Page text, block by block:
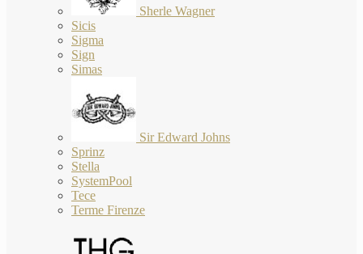
Sherle Wagner
Sicis
Sigma
Sign
Simas
Sir Edward Johns
Sprinz
Stella
SystemPool
Tece
Terme Firenze